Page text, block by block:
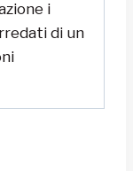
i
di un